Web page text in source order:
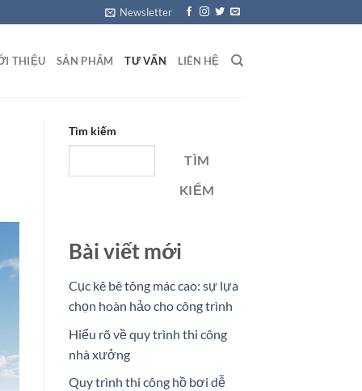
Newsletter
THIỆU SẢN PHẨM TƯ VẤN LIÊN HỆ
Tìm kiếm
TÌM
KIẾM
Bài viết mới
Cục kê bê tông mác cao: sự lựa
chọn hoàn hảo cho công trình
Hiểu rõ về quy trình thi công
nhà xưởng
Quy trình thi công hồ bơi dễ